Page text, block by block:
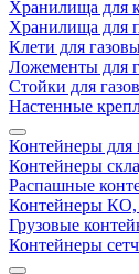
Хранилища для
Хранилища для
Клети для
Ложементы для
Стойки для
Настенные
Контейнеры для
Контейнеры
Распашные
Контейнеры
Грузовые
Контейнеры